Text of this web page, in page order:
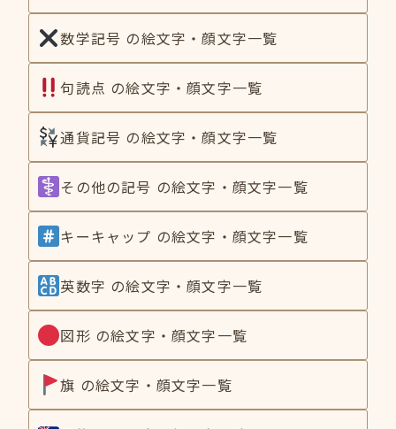
数学記号 の絵文字・顔文字一覧
句読点 の絵文字・顔文字一覧
通貨記号 の絵文字・顔文字一覧
その他の記号 の絵文字・顔文字一覧
キーキャップ の絵文字・顔文字一覧
英数字 の絵文字・顔文字一覧
図形 の絵文字・顔文字一覧
旗 の絵文字・顔文字一覧